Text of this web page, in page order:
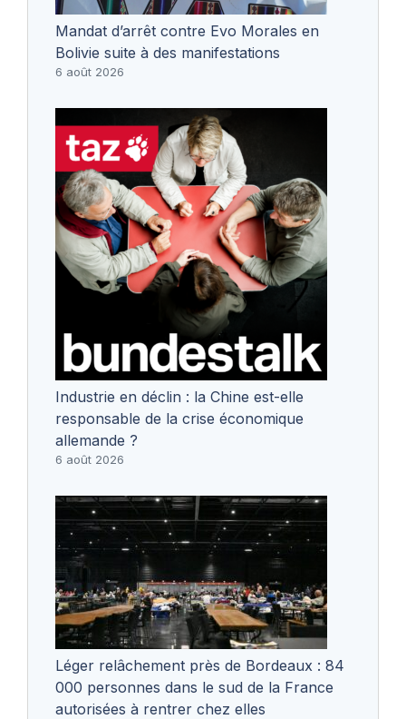
Mandat d’arrêt contre Evo Morales en
Bolivie suite à des manifestations
6 août 2026
Industrie en déclin : la Chine est-elle
responsable de la crise économique
allemande ?
6 août 2026
Léger relâchement près de Bordeaux : 84
000 personnes dans le sud de la France
autorisées à rentrer chez elles